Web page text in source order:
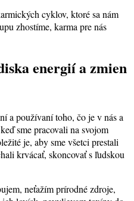
cyklov, ktoré sa nám
zhostíme, karma pre nás
energií a zmien
a používaní toho, čo je v nás a
sme pracovali na svojom
je, aby sme všetci prestali
krvácať, skoncovať s ľudskou
neťažím prírodné zdroje,